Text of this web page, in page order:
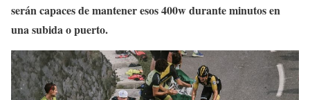
serán capaces de mantener esos 400w durante minutos en
una subida o puerto.